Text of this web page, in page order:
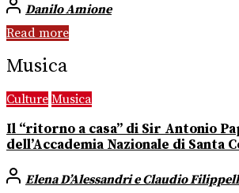
Danilo Amione
Read more
Musica
Culture Musica
Il “ritorno a casa” di Sir Antonio
dell’Accademia Nazionale di Santa
Elena D’Alessandri e Claudio